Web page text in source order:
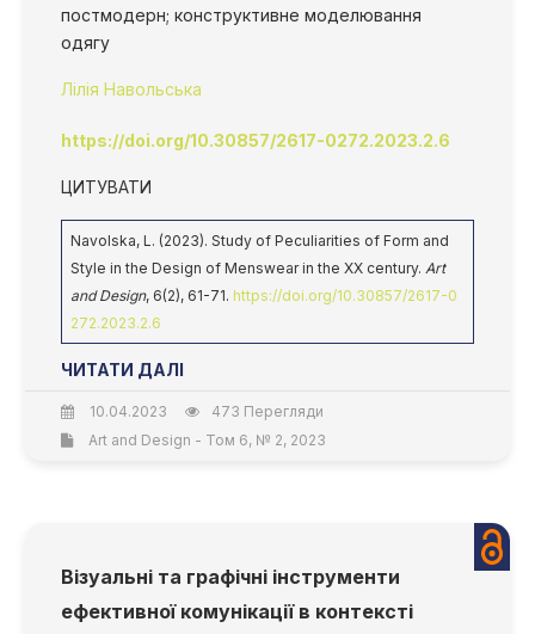
постмодерн; конструктивне моделювання
одягу
Лілія Навольська
https://doi.org/10.30857/2617-0272.2023.2.6
ЦИТУВАТИ
Navolska, L. (2023). Study of Peculiarities of Form and
Style in the Design of Menswear in the XX century. Art
and Design, 6(2), 61-71. https://doi.org/10.30857/2617-0
272.2023.2.6
ЧИТАТИ ДАЛІ
10.04.2023
473 Перегляди
Art and Design - Том 6, № 2, 2023
Візуальні та графічні інструменти
ефективної комунікації в контексті